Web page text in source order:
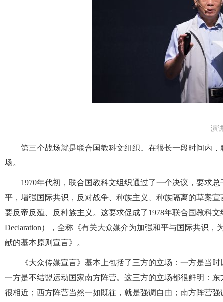
演
第三个战场就是联合国教科文组织。在很长一段时间内
场。
1970年代初，联合国教科文组织通过了一个决议，要求
平，增强国际共识，反对战争、种族主义、种族隔离的草案
要反帝反殖、反种族主义。这要求促成了1978年联合国教科
Declaration），全称《有关大众媒介为加强和平与国际共识
献的基本原则宣言》。
《大众传媒宣言》基本上包括了三方的立场：一方是当
一方是不结盟运动国家南方阵营。这三方的立场都很鲜明：
很相近；西方阵营当然一如既往，就是强调自由；南方阵营